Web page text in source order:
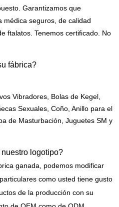
Garantizamos que
médica seguros, de calidad
ftalatos. Tenemos certificado. No
fábrica?
Vibradores, Bolas de Kegel,
Sexuales, Coño, Anillo para el
de Masturbación, Juguetes SM y
logotipo?
ganada, podemos modificar
como usted tiene gusto
de la producción con su